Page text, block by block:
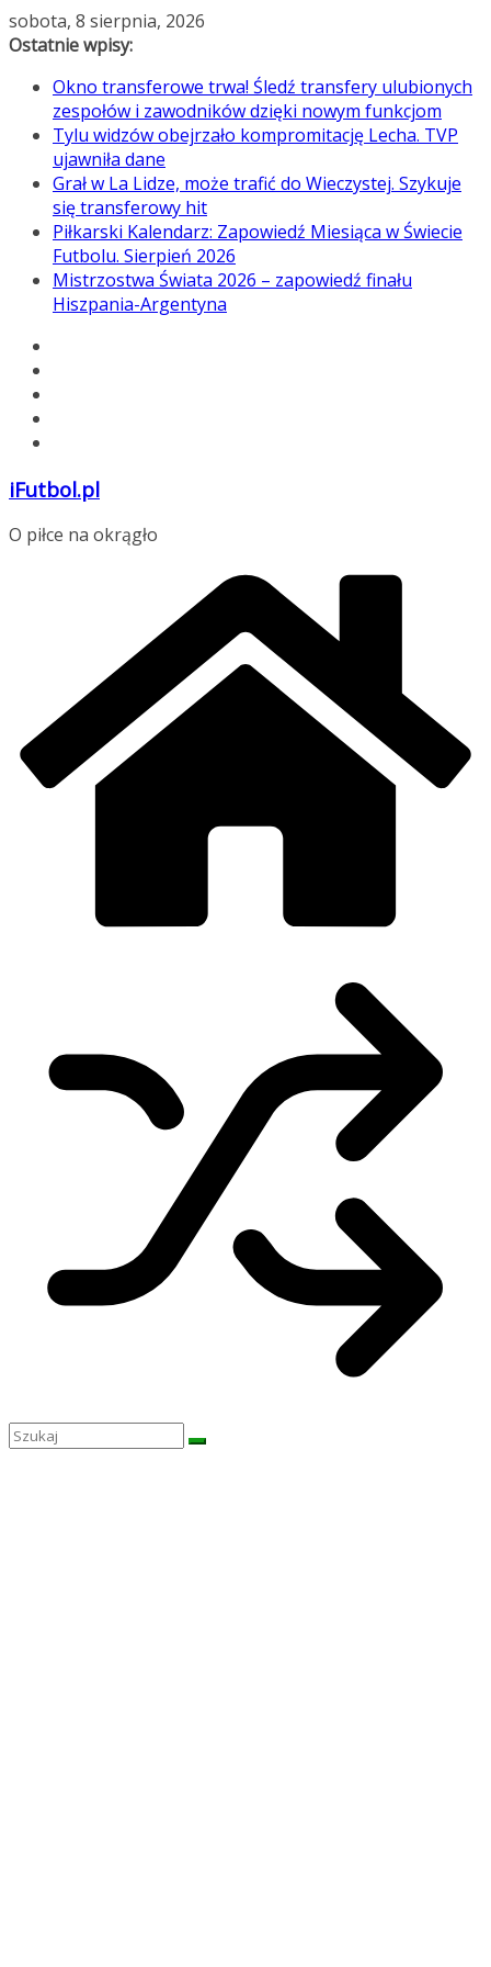
Przejdź
do
sobota, 8 sierpnia, 2026
Ostatnie wpisy:
Okno transferowe trwa! Śledź transfery ulubionych
zespołów i zawodników dzięki nowym funkcjom
Tylu widzów obejrzało kompromitację Lecha. TVP
ujawniła dane
Grał w La Lidze, może trafić do Wieczystej. Szykuje
się transferowy hit
Piłkarski Kalendarz: Zapowiedź Miesiąca w Świecie
Futbolu. Sierpień 2026
Mistrzostwa Świata 2026 – zapowiedź finału
Hiszpania-Argentyna
iFutbol.pl
O piłce na okrągło